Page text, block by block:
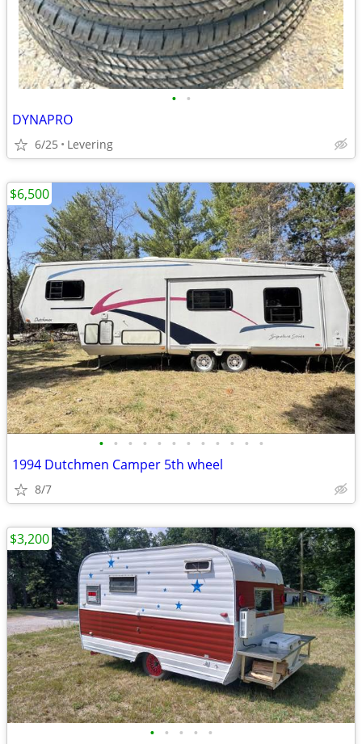
• •
DYNAPRO
6/25 Levering
• • • • • • • • • • • •
1994 Dutchmen Camper 5th wheel
8/7
$6,500
• • • • •
$3,200